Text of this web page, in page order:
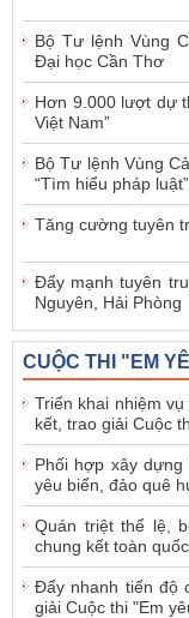
Bộ Tư lệnh Vùng
Đại học Cần Thơ
Hơn 9.000 lượt dự
Việt Nam”
Bộ Tư lệnh Vùng
“Tìm hiểu pháp luật”
Tăng cường tuyên
Đẩy mạnh tuyên
Nguyên, Hải Phòng
CUỘC THI "EM
Triển khai nhiệm
kết, trao giải Cuộc
Phối hợp xây dựng
yêu biển, đảo quê
Quán triệt thể lệ,
chung kết toàn
Đẩy nhanh tiến độ
giải Cuộc thi "Em